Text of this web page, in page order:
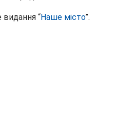
видання “Наше місто”.